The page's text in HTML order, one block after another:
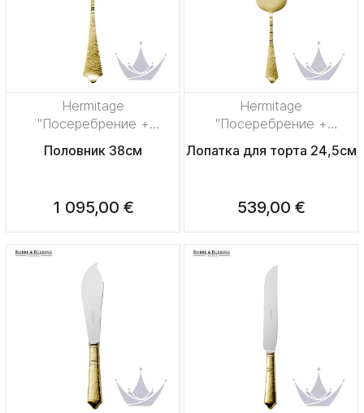
Hermitage
"Посеребрение +
сплошная позолота"
Половник 38см
1 095,00 €
Hermitage
"Посеребрение +
сплошная позолота"
Лопатка для торта 24,5см
539,00 €